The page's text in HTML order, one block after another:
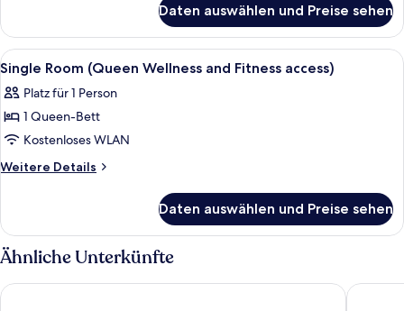
access)
anzeigen
Doppel-
oder
-
Zweibettzimmer
(Wellness
and
access)
Daten auswählen und Preise sehen
Alle
Fotos
für
Single
Room
(Queen
Fitness
access)
anzeigen
Ein Badezimmer mit Badewanne,
1
Single Room (Queen Wellness and Fitness access)
Platz für 1 Person
1 Queen-Bett
Kostenloses WLAN
Weitere Details
Weitere
Room
(Queen
Wellness
Fitness
Daten auswählen und Preise sehen
Ähnliche Unterkünfte
Grandhotel Pupp Luxury